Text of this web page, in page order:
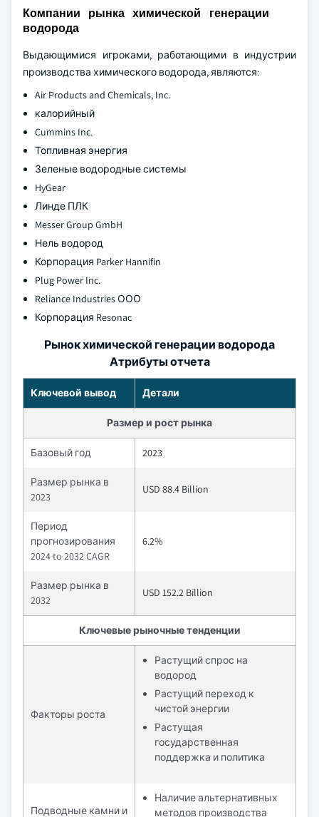
Компании рынка химической генерации
водорода
Выдающимися игроками, работающими в индустрии
производства химического водорода, являются:
Air Products and Chemicals, Inc.
калорийный
Cummins Inc.
Топливная энергия
Зеленые водородные системы
HyGear
Линде ПЛК
Messer Group GmbH
Нель водород
Корпорация Parker Hannifin
Plug Power Inc.
Reliance Industries ООО
Корпорация Resonac
Рынок химической генерации водорода
Атрибуты отчета
Ключевой вывод Детали
Размер и рост рынка
Базовый год 2023
Размер рынка в
2023
USD 88.4 Billion
Период
прогнозирования
2024 to 2032 CAGR
6.2%
Размер рынка в
2032
USD 152.2 Billion
Ключевые рыночные тенденции
Факторы роста
Растущий спрос на
водород
Растущий переход к
чистой энергии
Растущая
государственная
поддержка и политика
Подводные камни и
Наличие альтернативных
методов производства